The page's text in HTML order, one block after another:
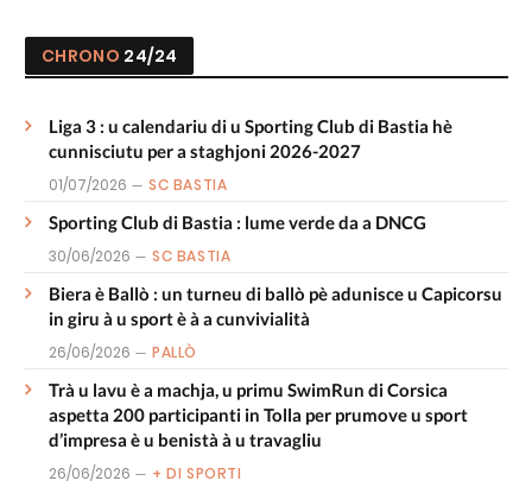
CHRONO 24/24
Liga 3 : u calendariu di u Sporting Club di Bastia hè
cunnisciutu per a staghjoni 2026-2027
01/07/2026 SC BASTIA
Sporting Club di Bastia : lume verde da a DNCG
30/06/2026 SC BASTIA
Biera è Ballò : un turneu di ballò pè adunisce u Capicorsu
in giru à u sport è à a cunvivialità
26/06/2026 PALLÒ
Trà u lavu è a machja, u primu SwimRun di Corsica
aspetta 200 participanti in Tolla per prumove u sport
d’impresa è u benistà à u travagliu
26/06/2026 + DI SPORTI